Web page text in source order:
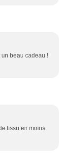
un beau cadeau !
tissu en moins